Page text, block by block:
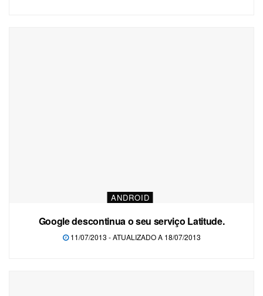
ANDROID
Google descontinua o seu serviço Latitude.
11/07/2013 - ATUALIZADO A 18/07/2013